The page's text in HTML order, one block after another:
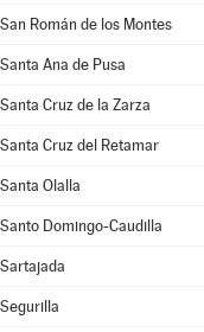
San Román de los Montes
Santa Ana de Pusa
Santa Cruz de la Zarza
Santa Cruz del Retamar
Santa Olalla
Santo Domingo-Caudilla
Sartajada
Segurilla